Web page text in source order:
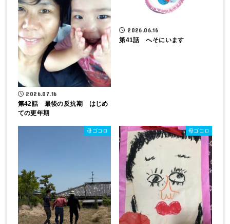
2026.07.16
第42話 最後の反抗期 はじめ
ての更年期
2026.06.16
第41話 へそにいます
母ゴコロ 母ゴコロ